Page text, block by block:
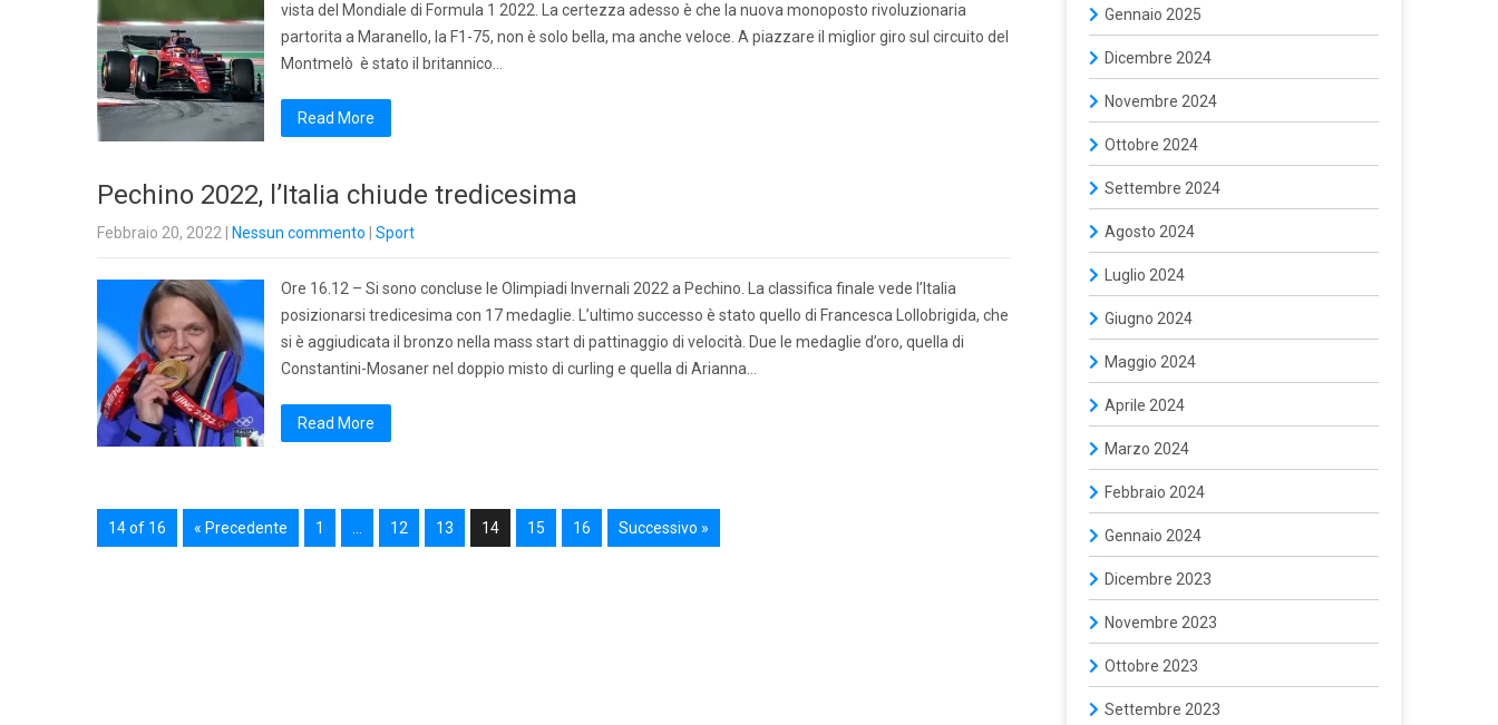
vista del Mondiale di Formula 1 2022. La certezza adesso è che la nuova monoposto rivoluzionaria
partorita a Maranello, la F1-75, non è solo bella, ma anche veloce. A piazzare il miglior giro sul circuito del
Montmelò è stato il britannico…
Read More
Pechino 2022, l’Italia chiude tredicesima
Febbraio 20, 2022 Nessun commento Sport
Ore 16.12 – Si sono concluse le Olimpiadi Invernali 2022 a Pechino. La classifica finale vede l’Italia
posizionarsi tredicesima con 17 medaglie. L’ultimo successo è stato quello di Francesca Lollobrigida, che
si è aggiudicata il bronzo nella mass start di pattinaggio di velocità. Due le medaglie d’oro, quella di
Constantini-Mosaner nel doppio misto di curling e quella di Arianna…
Read More
14 of 16 « Precedente 1 12 13 14 15 16 Successivo »
Gennaio 2025
Dicembre 2024
Novembre 2024
Ottobre 2024
Settembre 2024
Agosto 2024
Luglio 2024
Giugno 2024
Maggio 2024
Aprile 2024
Marzo 2024
Febbraio 2024
Gennaio 2024
Dicembre 2023
Novembre 2023
Ottobre 2023
Settembre 2023